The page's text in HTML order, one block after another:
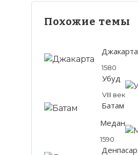
Похожие темы
Джакарта
1580
Убуд
VIII век
Батам
Медан
1590
Денпасар